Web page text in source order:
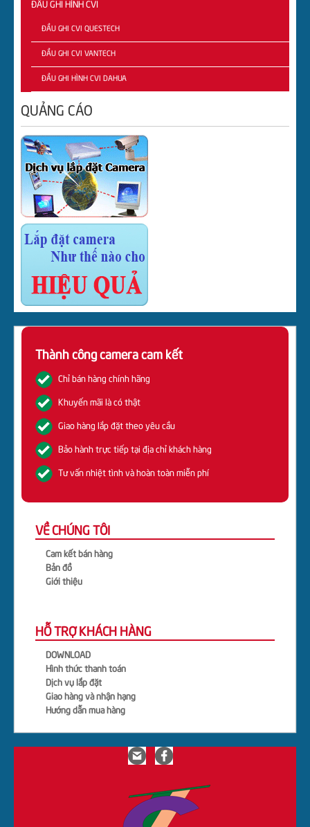
ĐẦU GHI HÌNH CVI
ĐẦU GHI CVI QUESTECH
ĐẦU GHI CVI VANTECH
ĐẦU GHI HÌNH CVI DAHUA
QUẢNG CÁO
Thành công camera cam kết
Chỉ bán hàng chính hãng
Khuyến mãi là có thật
Giao hàng lắp đặt theo yêu cầu
Bảo hành trực tiếp tại địa chỉ khách hàng
Tư vấn nhiệt tình và hoàn toàn miễn phí
VỀ CHÚNG TÔI
Cam kết bán hàng
Bản đồ
Giới thiệu
HỖ TRỢ KHÁCH HÀNG
DOWNLOAD
Hình thức thanh toán
Dịch vụ lắp đặt
Giao hàng và nhận hạng
Hướng dẫn mua hàng